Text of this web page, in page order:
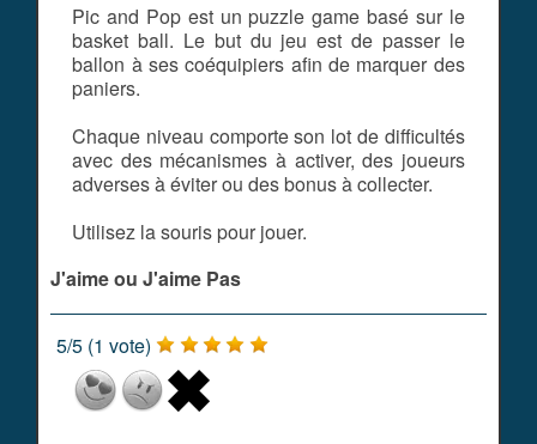
Pic and Pop est un puzzle game basé sur le
basket ball. Le but du jeu est de passer le
ballon à ses coéquipiers afin de marquer des
paniers.
Chaque niveau comporte son lot de difficultés
avec des mécanismes à activer, des joueurs
adverses à éviter ou des bonus à collecter.
Utilisez la souris pour jouer.
J'aime ou J'aime Pas
5/5 (1 vote)